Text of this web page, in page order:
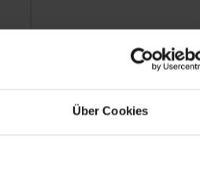
Über Cookies